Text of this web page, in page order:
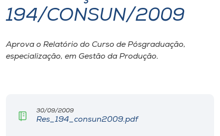
I.nova
Diplomados
CPA
194/CONSUN/2009
Aprova o Relatório do Curso de Pósgraduação,
especialização, em Gestão da Produção.
30/09/2009
Res_194_consun2009.pdf